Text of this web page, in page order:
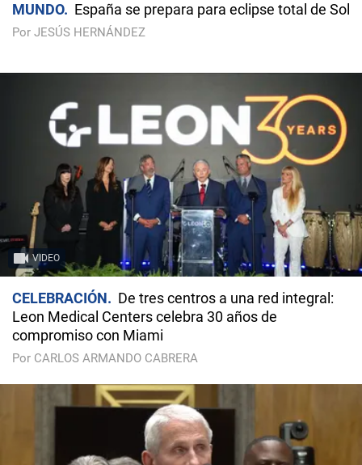
MUNDO España se prepara para eclipse total de Sol
Por JESÚS HERNÁNDEZ
VIDEO
CELEBRACIÓN
De tres centros a una red integral:
Leon Medical Centers celebra 30 años de
compromiso con Miami
Por CARLOS ARMANDO CABRERA